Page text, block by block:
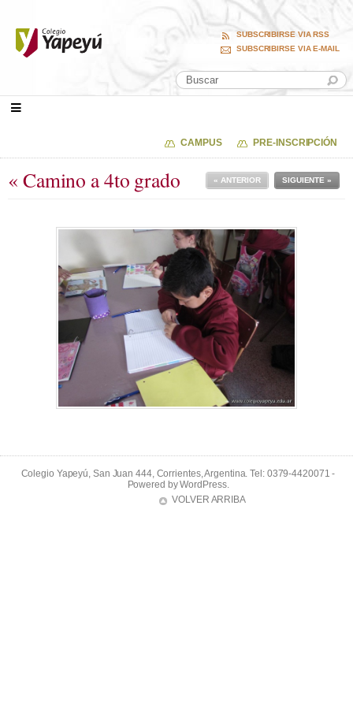
SUBSCRIBIRSE VIA RSS
SUBSCRIBIRSE VIA E-MAIL
CAMPUS PRE-INSCRIPCIÓN
« Camino a 4to grado SIGUIENTE »
« ANTERIOR
Colegio Yapeyú, San Juan 444, Corrientes, Argentina. Tel: 0379-4420071 -
Powered byWordPress.
VOLVER ARRIBA